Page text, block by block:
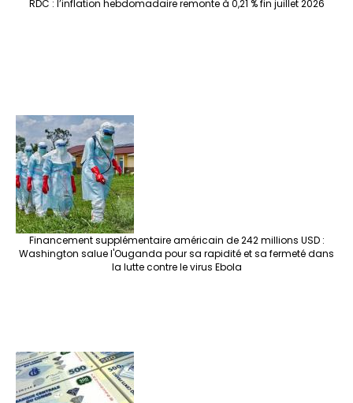
RDC : l’inflation hebdomadaire remonte à 0,21 % fin juillet 2026
Financement supplémentaire américain de 242 millions USD :
Washington salue l'Ouganda pour sa rapidité et sa fermeté dans
la lutte contre le virus Ebola